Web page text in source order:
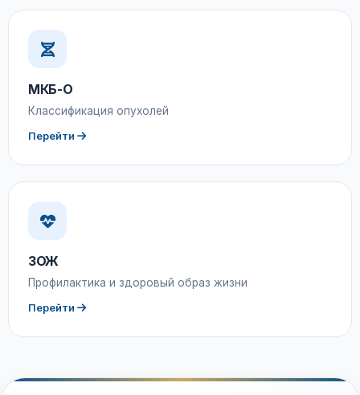
МКБ-О
Классификация опухолей
Перейти
ЗОЖ
Профилактика и здоровый образ жизни
Перейти